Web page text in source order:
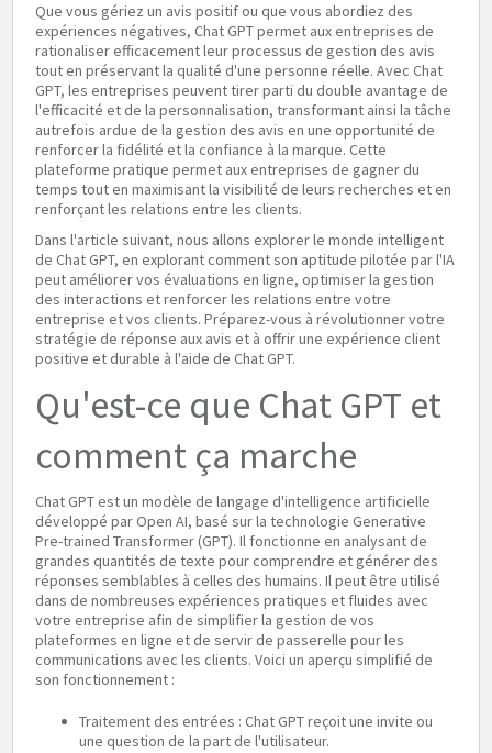
Que vous gériez un avis positif ou que vous abordiez des
expériences négatives, Chat GPT permet aux entreprises de
rationaliser efficacement leur processus de gestion des avis
tout en préservant la qualité d'une personne réelle. Avec Chat
GPT, les entreprises peuvent tirer parti du double avantage de
l'efficacité et de la personnalisation, transformant ainsi la tâche
autrefois ardue de la gestion des avis en une opportunité de
renforcer la fidélité et la confiance à la marque. Cette
plateforme pratique permet aux entreprises de gagner du
temps tout en maximisant la visibilité de leurs recherches et en
renforçant les relations entre les clients.
Dans l'article suivant, nous allons explorer le monde intelligent
de Chat GPT, en explorant comment son aptitude pilotée par l'IA
peut améliorer vos évaluations en ligne, optimiser la gestion
des interactions et renforcer les relations entre votre
entreprise et vos clients. Préparez-vous à révolutionner votre
stratégie de réponse aux avis et à offrir une expérience client
positive et durable à l'aide de Chat GPT.
Qu'est-ce que Chat GPT et
comment ça marche
Chat GPT est un modèle de langage d'intelligence artificielle
développé par Open AI, basé sur la technologie Generative
Pre-trained Transformer (GPT). Il fonctionne en analysant de
grandes quantités de texte pour comprendre et générer des
réponses semblables à celles des humains. Il peut être utilisé
dans de nombreuses expériences pratiques et fluides avec
votre entreprise afin de simplifier la gestion de vos
plateformes en ligne et de servir de passerelle pour les
communications avec les clients. Voici un aperçu simplifié de
son fonctionnement :
Traitement des entrées : Chat GPT reçoit une invite ou
une question de la part de l'utilisateur.